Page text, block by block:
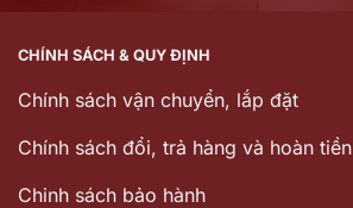
CHÍNH SÁCH & QUY ĐỊNH
Chính sách vận chuyển, lắp đặt
Chính sách đổi, trả hàng và hoàn tiền
Chinh sách bảo hành